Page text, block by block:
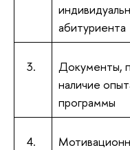
абитуриента
3.
Документы,
наличие
программы
4.